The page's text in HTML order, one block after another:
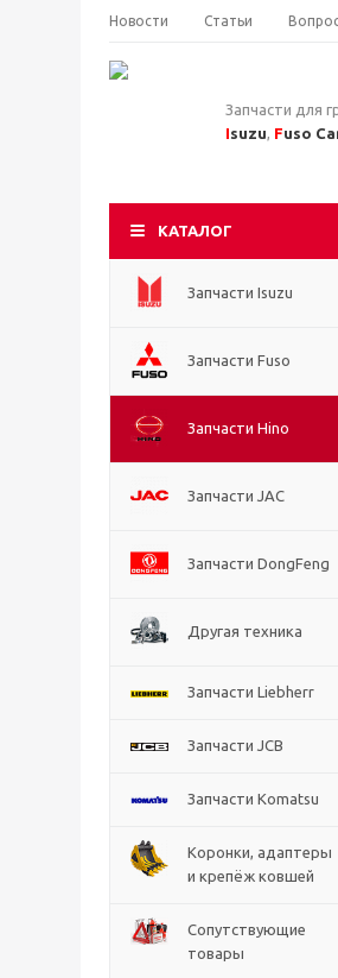
Новости Статьи
Запчасти для
Isuzu, Fuso
КАТАЛОГ
Запчасти Isuzu
Запчасти Fuso
Запчасти Hino
Запчасти JAC
Запчасти DongFeng
Другая техника
Запчасти Liebherr
Запчасти JCB
Запчасти Komatsu
Коронки, адаптеры
и крепёж ковшей
Сопутствующие
товары